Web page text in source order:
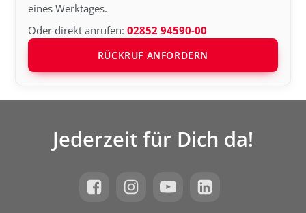
eines Werktages.
Oder direkt anrufen:02852 94590-00
RÜCKRUF ANFORDERN
Jederzeit für Dich da!